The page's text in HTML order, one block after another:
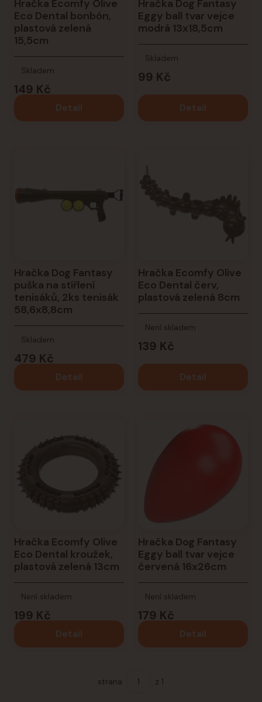
Hračka Ecomfy Olive
Eco Dental bonbón,
plastová zelená
15,5cm
149 Kč
Skladem
Detail
Hračka Dog Fantasy
Eggy ball tvar vejce
modrá 13x18,5cm
99 Kč
Skladem
Detail
Hračka Dog Fantasy
puška na stířlení
tenisáků, 2ks tenisák
58,6x8,8cm
479 Kč
Skladem
Detail
Hračka Ecomfy Olive
Eco Dental červ,
plastová zelená 8cm
139 Kč
Není skladem
Detail
Hračka Ecomfy Olive
Eco Dental kroužek,
plastová zelená 13cm
199 Kč
Není skladem
Detail
Hračka Dog Fantasy
Eggy ball tvar vejce
červená 16x26cm
179 Kč
Není skladem
Detail
strana z 1